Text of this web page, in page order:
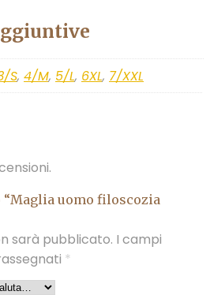
S, 4/M, 5/L, 6XL, 7/XXL
uomo filoscozia
sarà pubblicato. I campi
*